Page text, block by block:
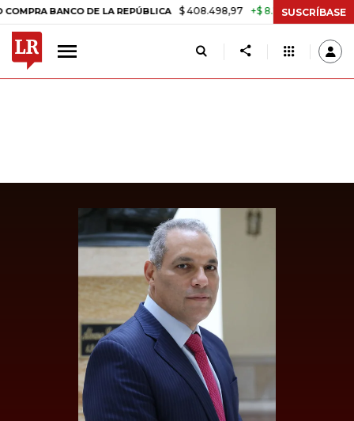
BANCO DE LA REPÚBLICA $ 408.498,97 +$ 8.753,81 +2,19%
SUSCRÍBASE